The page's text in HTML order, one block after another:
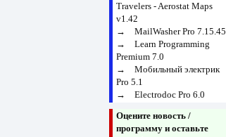
Travelers - Aerostat Maps
v1.42
→ MailWasher Pro 7.15.45
→ Learn Programming
Premium 7.0
→ Мобильный электрик
Pro 5.1
→ Electrodoc Pro 6.0
Оцените новость /
программу и оставьте